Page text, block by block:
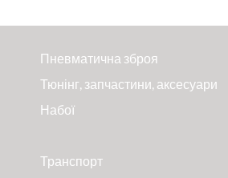
Пневматична зброя
Тюнінг, запчастини, аксесуари
Набої
Транспорт